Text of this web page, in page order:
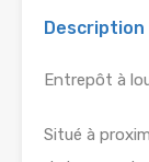
Description
Entrepôt à
Situé à